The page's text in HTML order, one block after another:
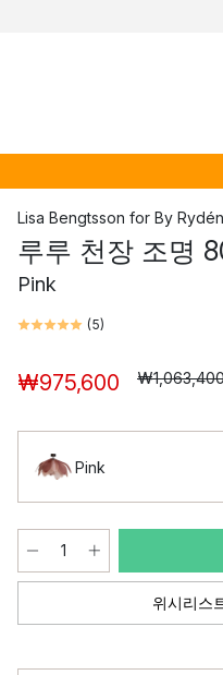
Lisa Bengtsson for By
루루 천장 조명
Pink
(5)
₩975,600
Pink
위시리스